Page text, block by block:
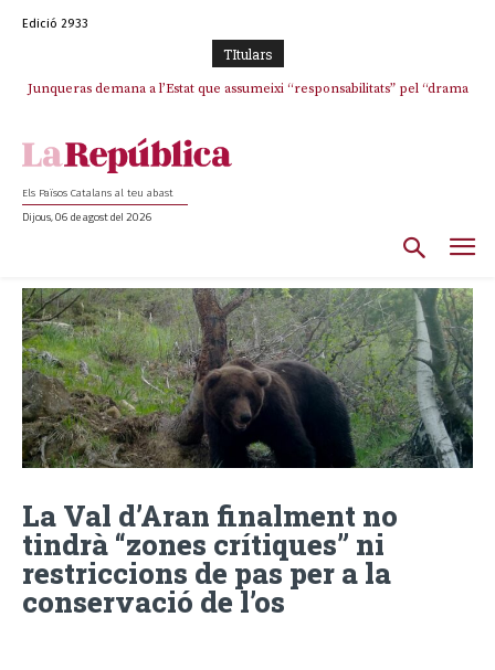
Edició 2933
TItulars
Junqueras demana a l’Estat que assumeixi “responsabilitats” pel “drama
Els Països Catalans al teu abast
Dijous, 06 de agost del 2026
La Val d’Aran finalment no
tindrà “zones crítiques” ni
restriccions de pas per a la
conservació de l’os